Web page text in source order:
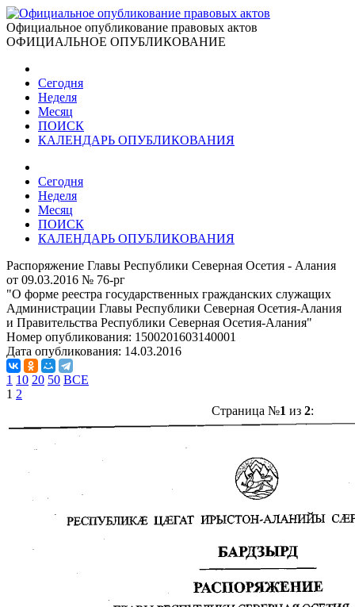
Официальное опубликование правовых актов
ОФИЦИАЛЬНОЕ ОПУБЛИКОВАНИЕ
Сегодня
Неделя
Месяц
ПОИСК
КАЛЕНДАРЬ ОПУБЛИКОВАНИЯ
Сегодня
Неделя
Месяц
ПОИСК
КАЛЕНДАРЬ ОПУБЛИКОВАНИЯ
Распоряжение Главы Республики Северная Осетия - Алания
от 09.03.2016 № 76-рг
"О форме реестра государственных гражданских служащих
Администрации Главы Республики Северная Осетия-Алания
и Правительства Республики Северная Осетия-Алания"
Номер опубликования: 1500201603140001
Дата опубликования: 14.03.2016
1 10 20 50 ВСЕ
1 2
Страница №1 из 2: